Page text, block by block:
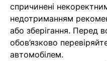
спричинені
недотриманням
або зберігання. Перед
обов’язково
автомобілем.